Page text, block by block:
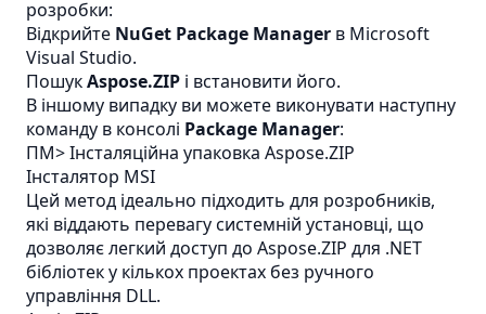
розробки:
Відкрийте NuGet Package Manager в Microsoft
Visual Studio.
ПошукAspose.ZIP і встановити його.
В іншому випадку ви можете виконувати наступну
команду в консолі Package Manager:
ПМ> Інсталяційна упаковка Aspose.ZIP
Інсталятор MSI
Цей метод ідеально підходить для розробників,
які віддають перевагу системній установці, що
дозволяє легкий доступ до Aspose.ZIP для .NET
бібліотек у кількох проектах без ручного
управління DLL.